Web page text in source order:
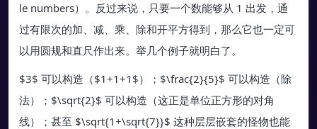
le numbers）。反过来说，只要一个数能够从 1 出发，通
过有限次的加、减、乘、除和开平方得到，那么它也一定可
以用圆规和直尺作出来。举几个例子就明白了。
$3$ 可以构造（$1+1+1$）；$\frac{2}{5}$ 可以构造（除
法）；$\sqrt{2}$ 可以构造（这正是单位正方形的对角
线）；甚至 $\sqrt{1+\sqrt{7}}$ 这种层层嵌套的怪物也能